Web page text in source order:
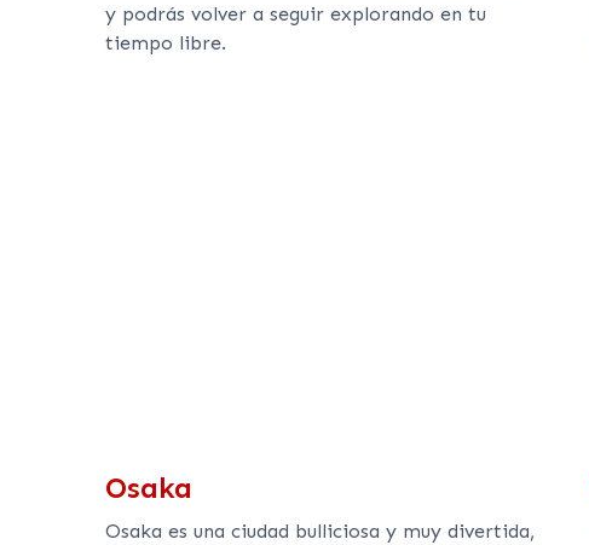
y podrás volver a seguir explorando en tu
tiempo libre.
Osaka
Osaka es una ciudad bulliciosa y muy divertida,